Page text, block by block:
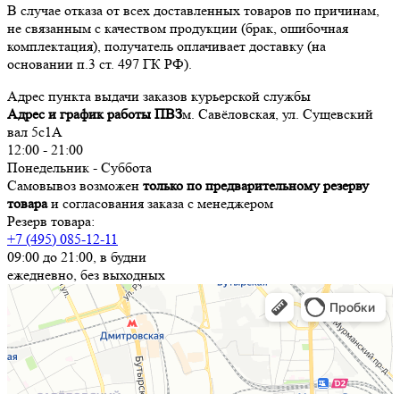
В случае отказа от всех доставленных товаров по причинам,
не связанным с качеством продукции (брак, ошибочная
комплектация), получатель оплачивает доставку (на
основании п.3 ст. 497 ГК РФ).
Адрес пункта выдачи заказов курьерской службы
Адрес и график работы ПВЗм. Савёловская, ул. Сущевский
вал 5с1А
12:00 - 21:00
Понедельник - Суббота
Самовывоз возможен только по предварительному резерву
товараи согласования заказа с менеджером
Резерв товара:
+7 (495) 085-12-11
09:00 до 21:00, в будни
ежедневно, без выходных